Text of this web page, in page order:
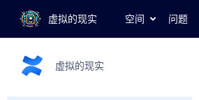
虚拟的现实 空间 问题
虚拟的现实